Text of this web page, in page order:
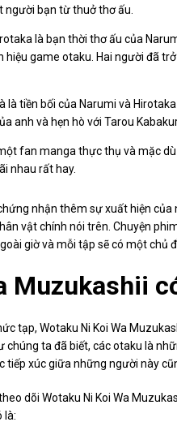
người bạn từ thuở thơ ấu.
là bạn thời thơ ấu của
game otaku. Hai người đã
là tiền bối của Narumi và
anh và hẹn hò với Tarou
fan manga thực thụ và mặc
nhau rất hay.
nhận thêm sự xuất hiện
vật chính nói trên. Chuyện
giờ và mỗi tập sẽ có một chủ
Muzukashii
tạp, Wotaku Ni Koi Wa
ta đã biết, các otaku là
xúc giữa những người này
dõi Wotaku Ni Koi Wa
là: